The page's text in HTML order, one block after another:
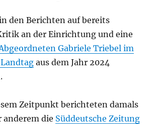
den Berichten auf bereits
an der Einrichtung und eine
Gabriele Triebel im
aus dem Jahr 2024
Zeitpunkt berichteten damals
die Süddeutsche Zeitung